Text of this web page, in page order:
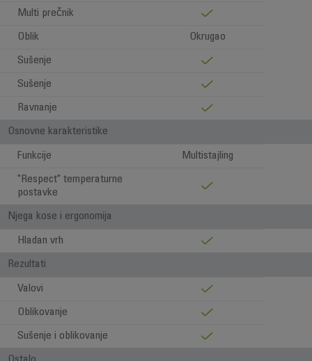
Multi prečnik
Oblik Okrugao
Sušenje
Sušenje
Ravnanje
Osnovne karakteristike
Funkcije Multistajling
"Respect" temperaturne
postavke
Njega kose i ergonomija
Hladan vrh
Rezultati
Valovi
Oblikovanje
Sušenje i oblikovanje